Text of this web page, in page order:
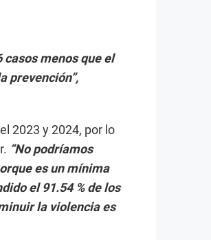
casos menos que el
prevención”,
2023 y 2024, por lo
“No podríamos
es un mínima
el 91.54 % de los
la violencia es